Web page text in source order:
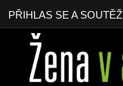
PŘIHLAS SE A SOUTĚŽ